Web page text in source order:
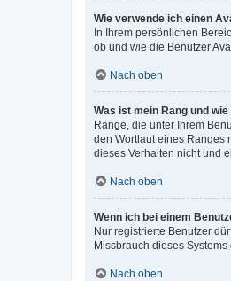
Wie verwende ich einen
In Ihrem persönlichen
ob und wie die Benutzer
Nach oben
Was ist mein Rang und
Ränge, die unter Ihrem
den Wortlaut eines Ranges
dieses Verhalten nicht und
Nach oben
Wenn ich bei einem
Nur registrierte Benutzer
Missbrauch dieses Systems
Nach oben